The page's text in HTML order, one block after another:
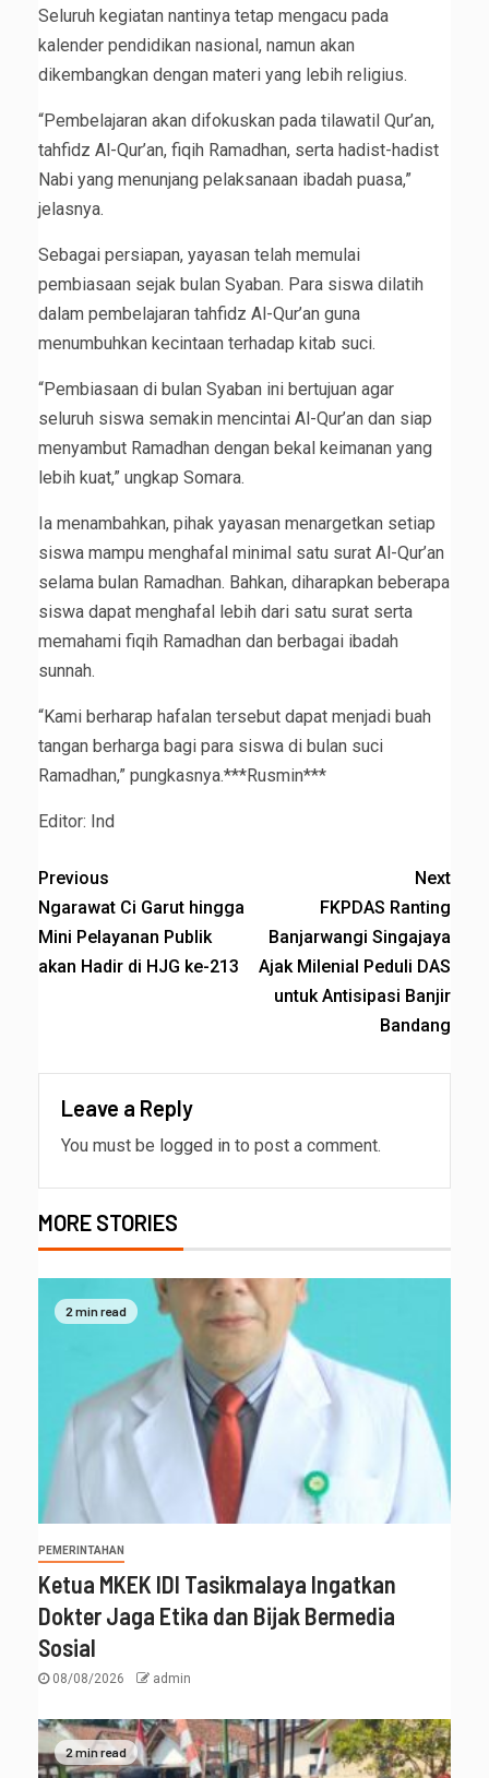
Seluruh kegiatan nantinya tetap mengacu pada
kalender pendidikan nasional, namun akan
dikembangkan dengan materi yang lebih religius.
“Pembelajaran akan difokuskan pada tilawatil Qur’an,
tahfidz Al-Qur’an, fiqih Ramadhan, serta hadist-hadist
Nabi yang menunjang pelaksanaan ibadah puasa,”
jelasnya.
Sebagai persiapan, yayasan telah memulai
pembiasaan sejak bulan Syaban. Para siswa dilatih
dalam pembelajaran tahfidz Al-Qur’an guna
menumbuhkan kecintaan terhadap kitab suci.
“Pembiasaan di bulan Syaban ini bertujuan agar
seluruh siswa semakin mencintai Al-Qur’an dan siap
menyambut Ramadhan dengan bekal keimanan yang
lebih kuat,” ungkap Somara.
Ia menambahkan, pihak yayasan menargetkan setiap
siswa mampu menghafal minimal satu surat Al-Qur’an
selama bulan Ramadhan. Bahkan, diharapkan beberapa
siswa dapat menghafal lebih dari satu surat serta
memahami fiqih Ramadhan dan berbagai ibadah
sunnah.
“Kami berharap hafalan tersebut dapat menjadi buah
tangan berharga bagi para siswa di bulan suci
Ramadhan,” pungkasnya.***Rusmin***
Editor: Ind
Previous
Ngarawat Ci Garut hingga
Mini Pelayanan Publik
akan Hadir di HJG ke-213
Next
FKPDAS Ranting
Banjarwangi Singajaya
Ajak Milenial Peduli DAS
untuk Antisipasi Banjir
Bandang
Leave a Reply
You must be logged in to post a comment.
MORE STORIES
2 min read
PEMERINTAHAN
Ketua MKEK IDI Tasikmalaya Ingatkan
Dokter Jaga Etika dan Bijak Bermedia
Sosial
08/08/2026 admin
2 min read